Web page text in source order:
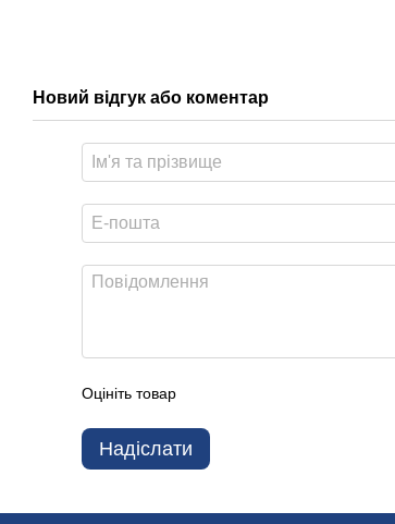
Новий відгук або коментар
Оцініть товар
Надіслати